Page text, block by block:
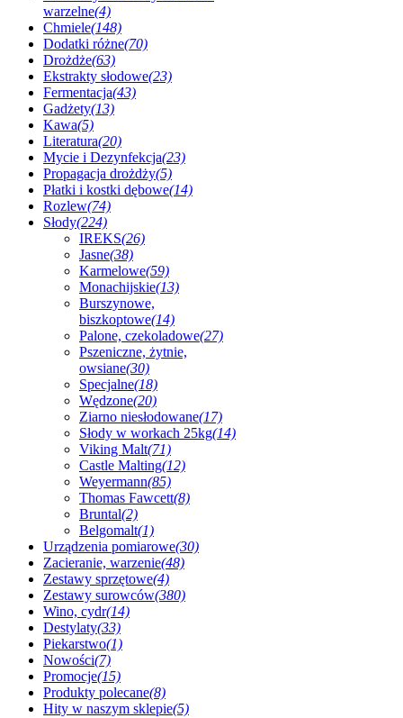
warzelne(4)
Chmiele(148)
Dodatki różne(70)
Drożdże(63)
Ekstrakty słodowe(23)
Fermentacja(43)
Gadżety(13)
Kawa(5)
Literatura(20)
Mycie i Dezynfekcja(23)
Propagacja drożdży(5)
Płatki i kostki dębowe(14)
Rozlew(74)
Słody(224)
IREKS(26)
Jasne(38)
Karmelowe(59)
Monachijskie(13)
Burszynowe,
biszkoptowe(14)
Palone, czekoladowe(27)
Pszeniczne, żytnie,
owsiane(30)
Specjalne(18)
Wędzone(20)
Ziarno niesłodowane(17)
Słody w workach 25kg(14)
Viking Malt(71)
Castle Malting(12)
Weyermann(85)
Thomas Fawcett(8)
Bruntal(2)
Belgomalt(1)
Urządzenia pomiarowe(30)
Zacieranie, warzenie(48)
Zestawy sprzętowe(4)
Zestawy surowców(380)
Wino, cydr(14)
Destylaty(33)
Piekarstwo(1)
Nowości(7)
Promocje(15)
Produkty polecane(8)
Hity w naszym sklepie(5)